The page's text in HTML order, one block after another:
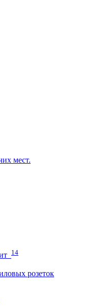
мест.
14
розеток